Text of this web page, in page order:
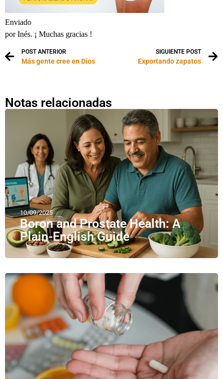
Enviado
por Inés. ¡ Muchas gracias !
POST ANTERIOR
Más gente cree en Dios
SIGUIENTE POST
Exportando zapatos
Notas relacionadas
10/09/2025
Boron and Prostate Health: A
Plain-English Guide